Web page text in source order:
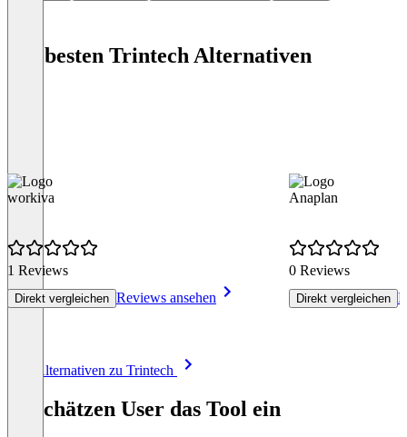
Die besten Trintech Alternativen
workiva
1 Reviews
Direkt vergleichen Reviews ansehen
Anaplan
0 Reviews
Direkt vergleichen
Alle Alternativen zu Trintech
So schätzen User das Tool ein